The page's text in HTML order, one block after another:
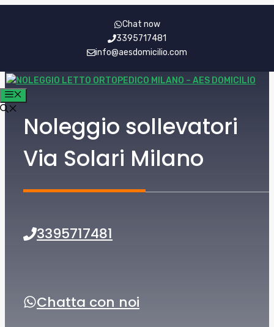
Chat now
3395717481
info@aesdomicilio.com
Noleggio sollevatori
Via Solari Milano
3395717481
Chatta con noi